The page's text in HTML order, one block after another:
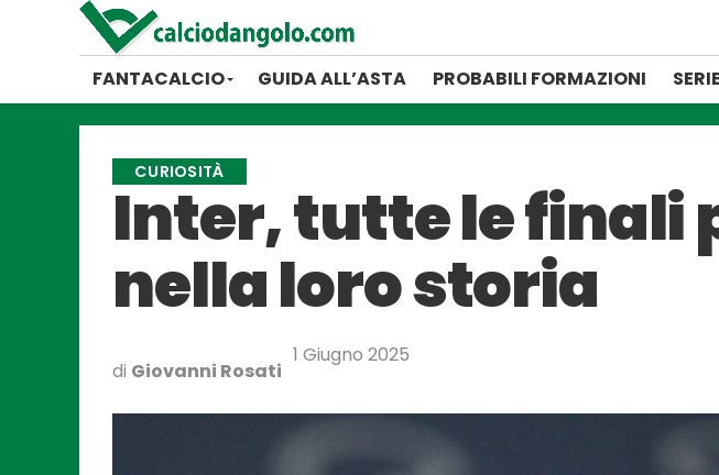
FANTACALCIO GUIDA ALL’ASTA PROBABILI FORMAZIONI
CURIOSITÀ
Inter, tutte le finali
nella loro storia
di Giovanni Rosati
1 Giugno 2025